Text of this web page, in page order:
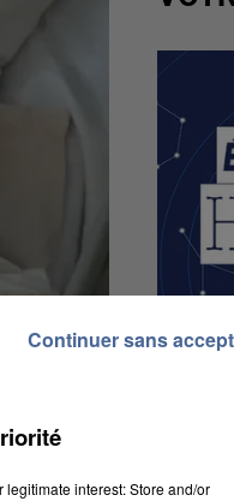
interest: Store and/or
Continuer sans